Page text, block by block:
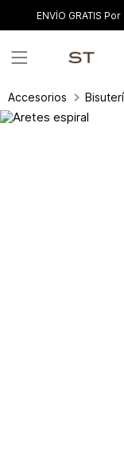
ENVÍO GRATIS
Accesorios Bisutería